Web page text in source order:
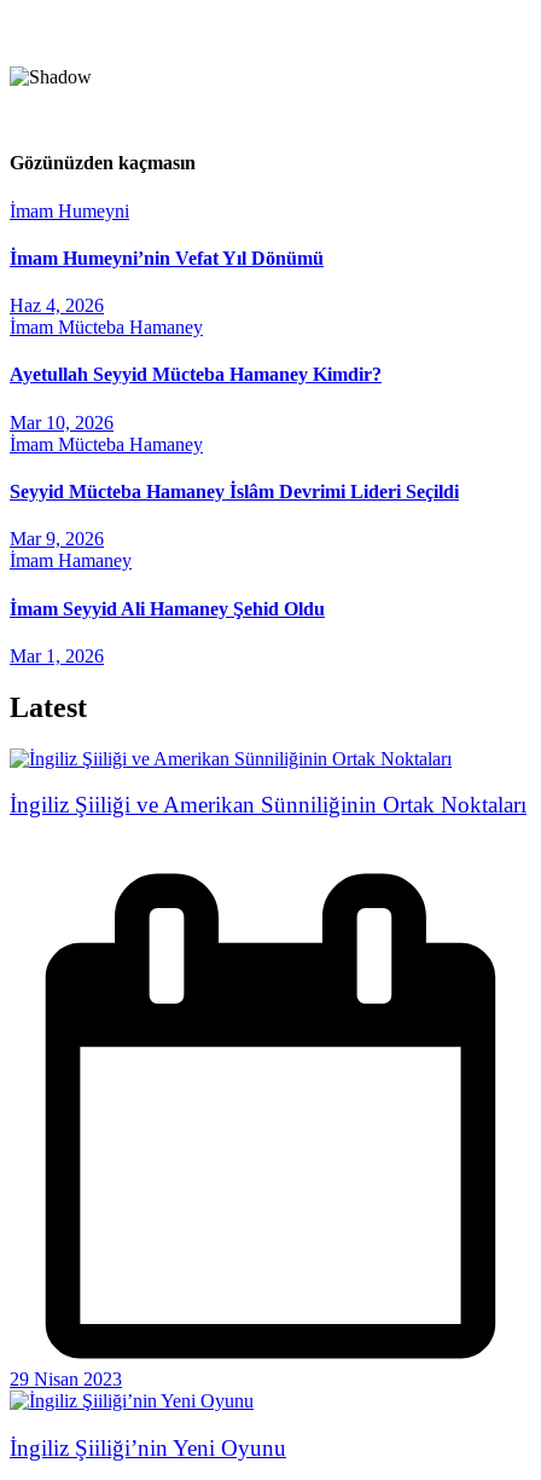
Gözünüzden kaçmasın
İmam Humeyni
İmam Humeyni’nin Vefat Yıl Dönümü
Haz 4, 2026
İmam Mücteba Hamaney
Ayetullah Seyyid Mücteba Hamaney Kimdir?
Mar 10, 2026
İmam Mücteba Hamaney
Seyyid Mücteba Hamaney İslâm Devrimi Lideri Seçildi
Mar 9, 2026
İmam Hamaney
İmam Seyyid Ali Hamaney Şehid Oldu
Mar 1, 2026
Latest
İngiliz Şiiliği ve Amerikan Sünniliğinin Ortak Noktaları
29 Nisan 2023
İngiliz Şiiliği’nin Yeni Oyunu